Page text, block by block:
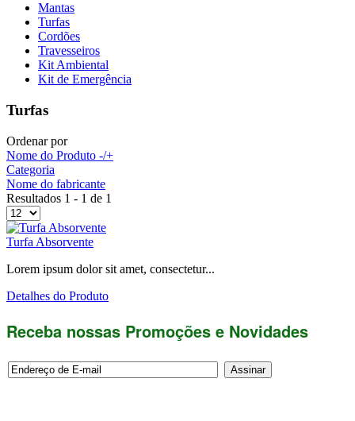
Mantas
Turfas
Cordões
Travesseiros
Kit Ambiental
Kit de Emergência
Turfas
Ordenar por
Nome do Produto -/+
Categoria
Nome do fabricante
Resultados 1 - 1 de 1
Turfa Absorvente
Lorem ipsum dolor sit amet, consectetur...
Detalhes do Produto
Receba nossas Promoções e Novidades